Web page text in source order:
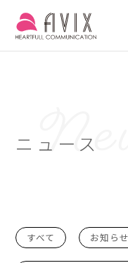
ニュース
すべて お知らせ